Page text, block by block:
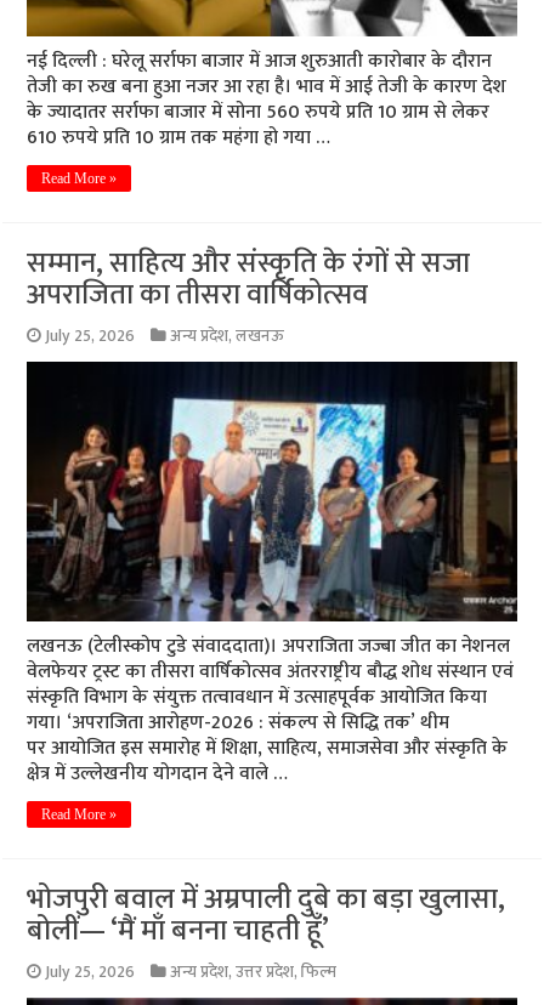
नई दिल्ली : घरेलू सर्राफा बाजार में आज शुरुआती कारोबार के दौरान
तेजी का रुख बना हुआ नजर आ रहा है। भाव में आई तेजी के कारण देश
के ज्यादातर सर्राफा बाजार में सोना 560 रुपये प्रति 10 ग्राम से लेकर
610 रुपये प्रति 10 ग्राम तक महंगा हो गया …
Read More »
सम्मान, साहित्य और संस्कृति के रंगों से सजा
अपराजिता का तीसरा वार्षिकोत्सव
July 25, 2026 अन्य प्रदेश,लखनऊ
लखनऊ (टेलीस्कोप टुडे संवाददाता)। अपराजिता जज्बा जीत का नेशनल
वेलफेयर ट्रस्ट का तीसरा वार्षिकोत्सव अंतरराष्ट्रीय बौद्ध शोध संस्थान एवं
संस्कृति विभाग के संयुक्त तत्वावधान में उत्साहपूर्वक आयोजित किया
गया। ‘अपराजिता आरोहण-2026 : संकल्प से सिद्धि तक’ थीम
पर आयोजित इस समारोह में शिक्षा, साहित्य, समाजसेवा और संस्कृति के
क्षेत्र में उल्लेखनीय योगदान देने वाले …
Read More »
भोजपुरी बवाल में अम्रपाली दुबे का बड़ा खुलासा,
बोलीं— ‘मैं माँ बनना चाहती हूँ’
July 25, 2026 अन्य प्रदेश,उत्तर प्रदेश,फिल्म